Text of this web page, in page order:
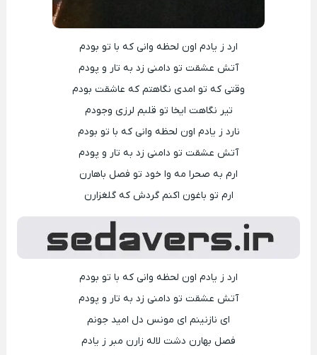
ارد ز یادم اون لحظه وانی که با تو بودم
آتش عشقت تو دامنی زد به تار و پودم
وقتی که تو امدی نگاهتم که عاشقت بودم
تیر نگاهت ایخا تو قلبم لرزی وجودم
نارد ز یادم اون لحظه وانی که با تو بودم
آتش عشقت تو دامنی زد به تار و پودم
ارم به صحرا مه وا خود تو فصل باهارن
ارم تو باغون اکنم گردش که گلغزارن
ارد ز یادم اون لحظه وانی که با تو بودم
آتش عشقت تو دامنی زد به تار و پودم
ای نازنینم ای مونس دل امید جونم
فصل بهارن دشت لاله زارن مبر ز یادم